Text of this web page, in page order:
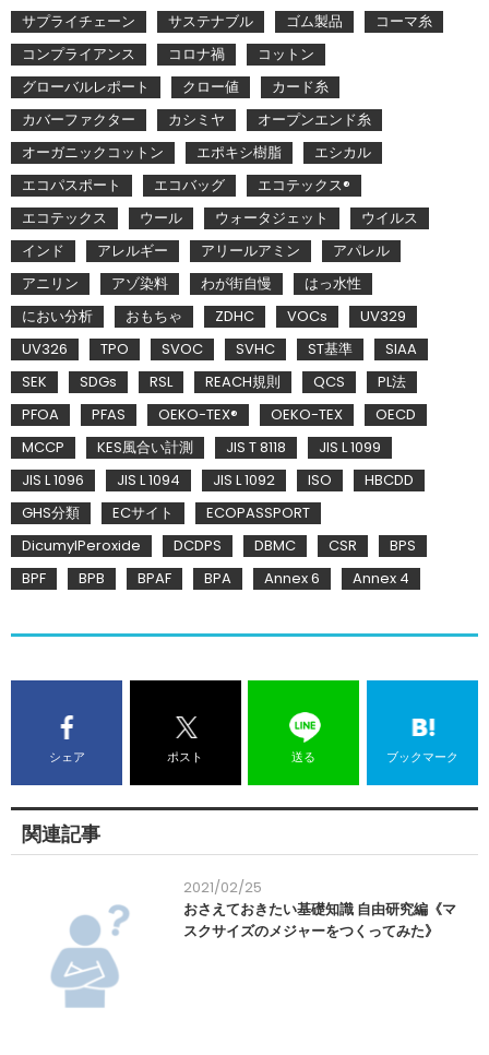
サプライチェーン サステナブル ゴム製品
コーマ糸
コンプライアンス
コロナ禍
コットン
グローバルレポート
クロー値
カード糸
カバーファクター
カシミヤ
オープンエンド糸
オーガニックコットン
エポキシ樹脂
エシカル
エコパスポート
エコバッグ
エコテックス®
エコテックス
ウール ウォータジェット
ウイルス
インド
アレルギー アリールアミン
アパレル
アニリン
アゾ染料 わが街自慢
はっ水性
におい分析
おもちゃ ZDHC VOCs
UV329
UV326
TPO SVOC SVHC ST基準
SIAA
SEK
SDGs RSL REACH規則 QCS
PL法
PFOA
PFAS OEKO-TEX® OEKO-TEX
OECD
MCCP
KES風合い計測 JIS T 8118
JIS L 1099
JIS L 1096
JIS L 1094 JIS L 1092 ISO
HBCDD
GHS分類
ECサイト
ECOPASSPORT
DicumylPeroxide
DCDPS DBMC CSR
BPS
BPF
BPB BPAF BPA Annex 6 Annex 4
シェア ポスト 送る ブックマーク
関連記事
2021/02/25
おさえておきたい基礎知識 自由研究編《マ
スクサイズのメジャーをつくってみた》